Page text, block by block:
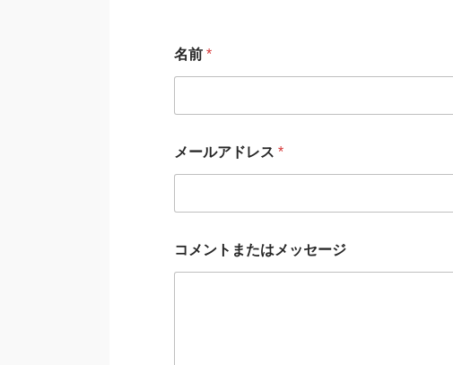
名前 *
メールアドレス *
コメントまたはメッセージ